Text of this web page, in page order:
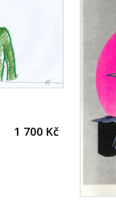
1 700 Kč